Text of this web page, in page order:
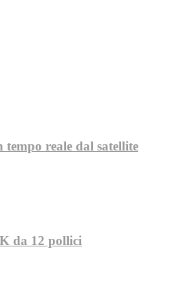
reale dal satellite
da 12 pollici